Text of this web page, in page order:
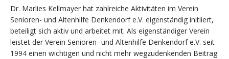
Dr. Marlies Kellmayer hat zahlreiche Aktivitäten im Verein
Senioren- und Altenhilfe Denkendorf e.V. eigenständig initiiert,
beteiligt sich aktiv und arbeitet mit. Als eigenständiger Verein
leistet der Verein Senioren- und Altenhilfe Denkendorf e.V. seit
1994 einen wichtigen und nicht mehr wegzudenkenden Beitrag